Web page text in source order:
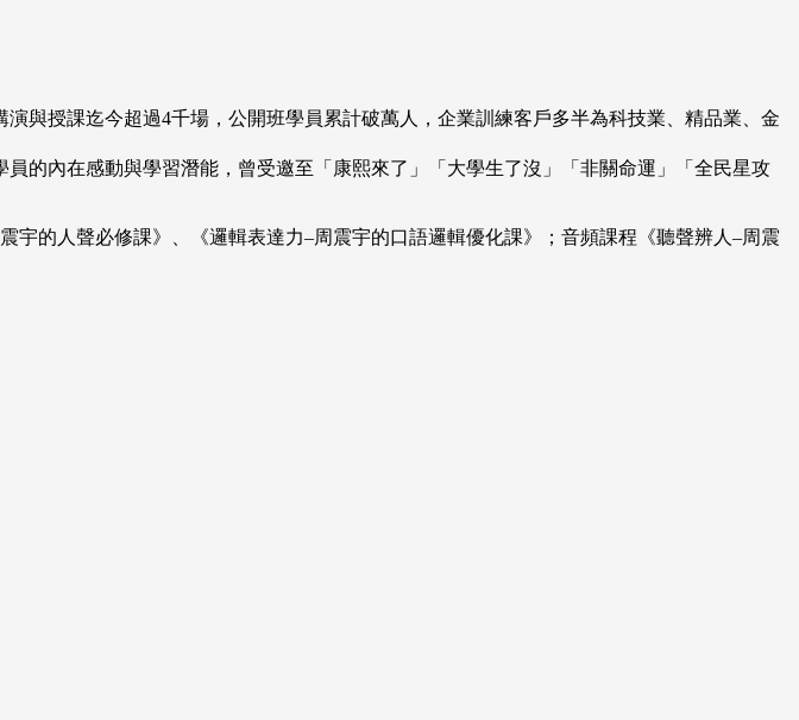
與授課迄今超過4千場，公開班學員累計破萬人，企業訓練客戶多半為科技業、精品業、金
的內在感動與學習潛能，曾受邀至「康熙來了」「大學生了沒」「非關命運」「全民星攻
的人聲必修課》、《邏輯表達力–周震宇的口語邏輯優化課》；音頻課程《聽聲辨人–周震